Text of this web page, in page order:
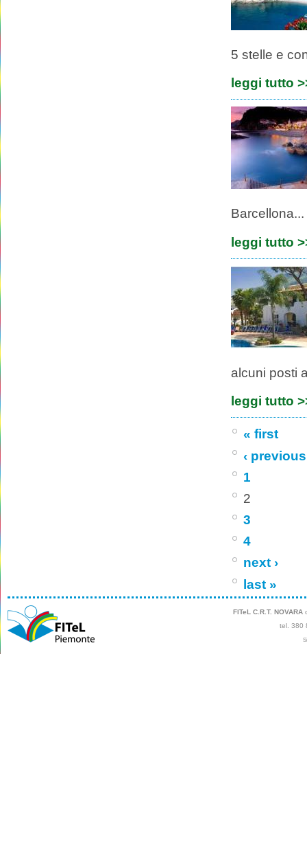
5 stelle e
leggi tutto
leggi tutto
alcuni posti
leggi tutto
« first
‹ previous
1
2
3
4
next ›
last »
FITeL C.R.T. NOVARA
tel. 380